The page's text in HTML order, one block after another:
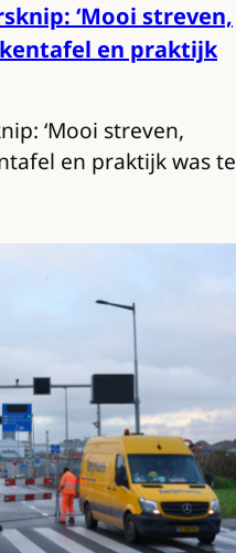
‘Mooi streven,
en praktijk
‘Mooi streven,
en praktijk was te